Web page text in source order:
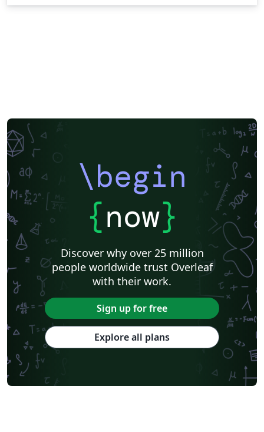
\begin
{now}
Discover why over 25 million
people worldwide trust Overleaf
with their work.
Sign up for free
Explore all plans